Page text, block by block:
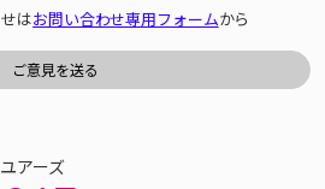
はお問い合わせ専用フォームから
アーズ